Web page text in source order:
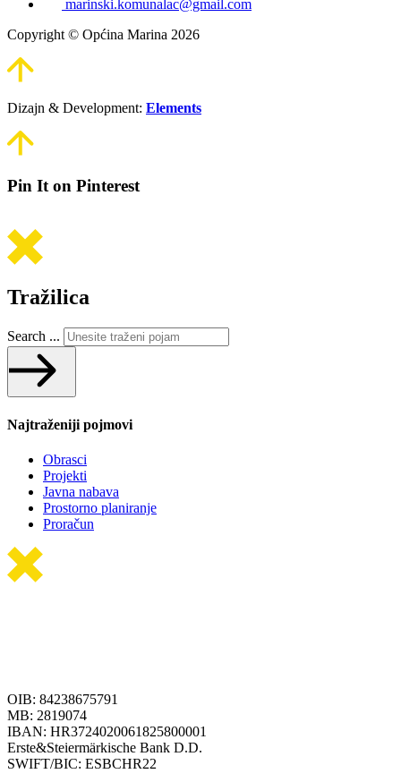
marinski.komunalac@gmail.com
Copyright © Općina Marina 2026
Dizajn & Development: Elements
Pin It on Pinterest
Tražilica
Search ...
Najtraženiji pojmovi
Obrasci
Projekti
Javna nabava
Prostorno planiranje
Proračun
OIB: 84238675791
MB: 2819074
IBAN: HR3724020061825800001
Erste&Steiermärkische Bank D.D.
SWIFT/BIC: ESBCHR22